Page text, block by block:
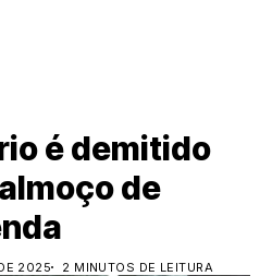
é demitido
de
2025 2 MINUTOS DE LEITURA